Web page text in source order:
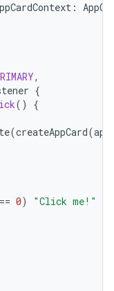
:
,
{
()
{
(createAppCard(
== 0) "Click me!"